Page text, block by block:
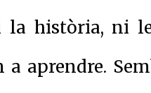
història, ni
aprendre.